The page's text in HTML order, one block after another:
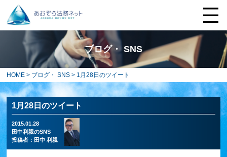
ブログ・ SNS
HOME > ブログ・ SNS > 1月28日のツイート
1月28日のツイート
2015.01.28
田中利親のSNS
投稿者： 田中 利親